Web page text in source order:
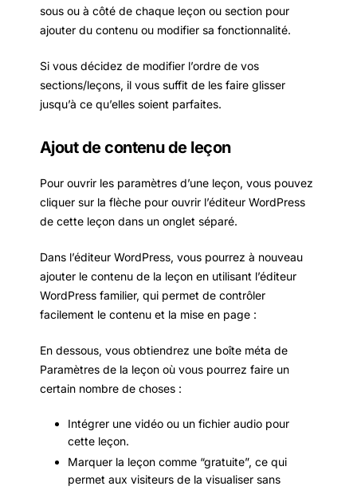
sous ou à côté de chaque leçon ou section pour
ajouter du contenu ou modifier sa fonctionnalité.
Si vous décidez de modifier l’ordre de vos
sections/leçons, il vous suffit de les faire glisser
jusqu’à ce qu’elles soient parfaites.
Ajout de contenu de leçon
Pour ouvrir les paramètres d’une leçon, vous pouvez
cliquer sur la flèche pour ouvrir l’éditeur WordPress
de cette leçon dans un onglet séparé.
Dans l’éditeur WordPress, vous pourrez à nouveau
ajouter le contenu de la leçon en utilisant l’éditeur
WordPress familier, qui permet de contrôler
facilement le contenu et la mise en page :
En dessous, vous obtiendrez une boîte méta de
Paramètres de la leçon où vous pourrez faire un
certain nombre de choses :
Intégrer une vidéo ou un fichier audio pour
cette leçon.
Marquer la leçon comme “gratuite”, ce qui
permet aux visiteurs de la visualiser sans